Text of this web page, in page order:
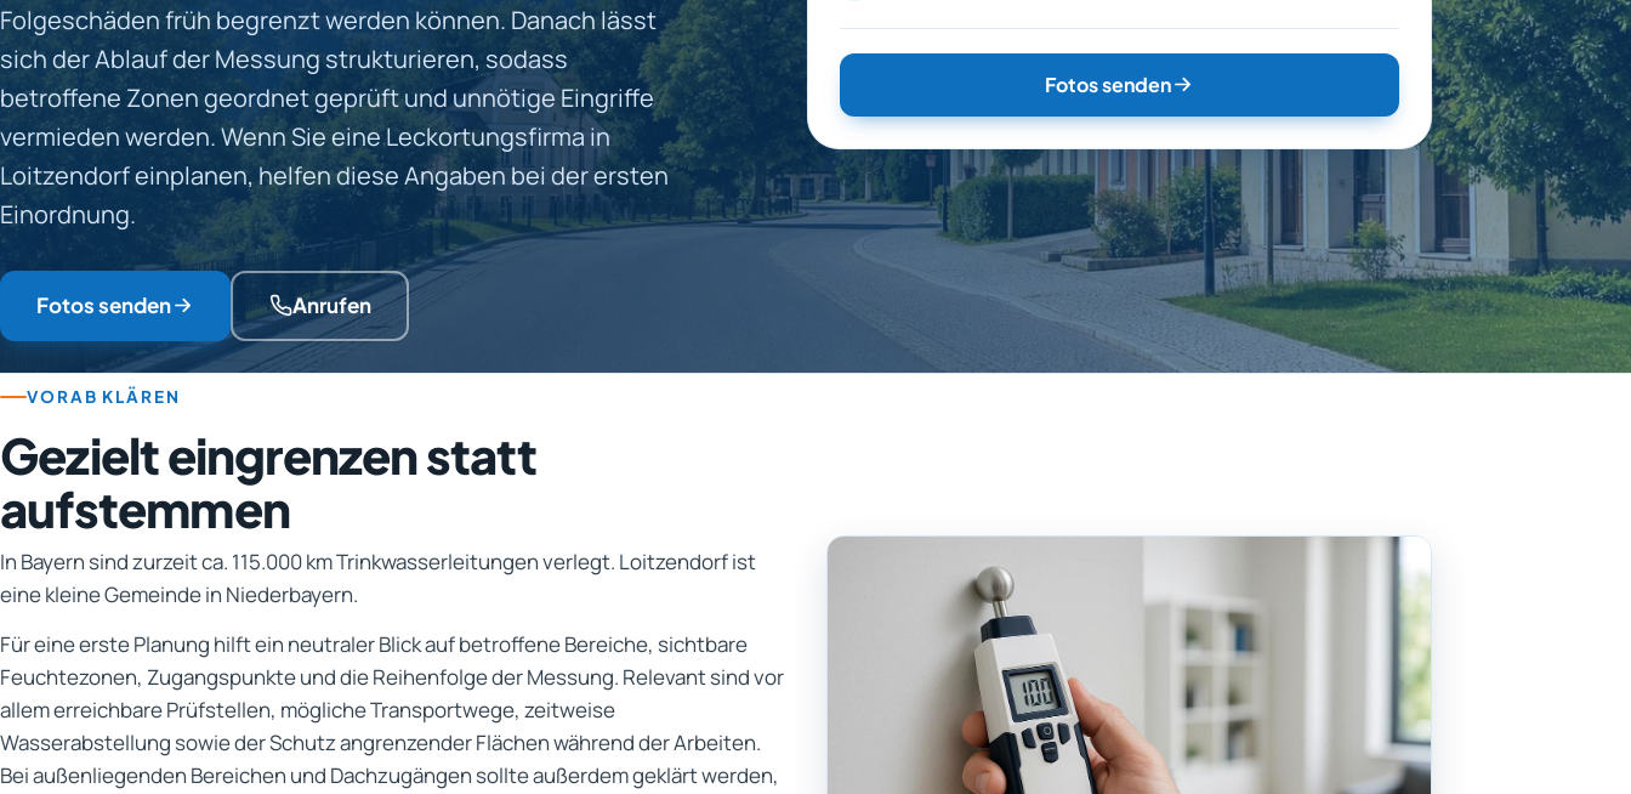
Folgeschäden früh begrenzt werden können. Danach lässt
sich der Ablauf der Messung strukturieren, sodass
betroffene Zonen geordnet geprüft und unnötige Eingriffe
vermieden werden. Wenn Sie eine Leckortungsfirma in
Loitzendorf einplanen, helfen diese Angaben bei der ersten
Einordnung.
Fotos senden Anrufen
Fotos senden
VORAB KLÄREN
Gezielt eingrenzen statt
aufstemmen
In Bayern sind zurzeit ca. 115.000 km Trinkwasserleitungen verlegt. Loitzendorf ist
eine kleine Gemeinde in Niederbayern.
Für eine erste Planung hilft ein neutraler Blick auf betroffene Bereiche, sichtbare
Feuchtezonen, Zugangspunkte und die Reihenfolge der Messung. Relevant sind vor
allem erreichbare Prüfstellen, mögliche Transportwege, zeitweise
Wasserabstellung sowie der Schutz angrenzender Flächen während der Arbeiten.
Bei außenliegenden Bereichen und Dachzugängen sollte außerdem geklärt werden,